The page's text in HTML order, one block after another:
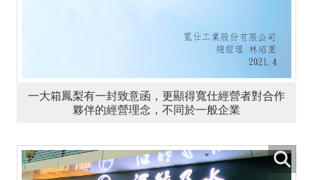
一大箱鳳梨有一封致意函，更顯得寬仕經營者對合作
夥伴的經營理念，不同於一般企業